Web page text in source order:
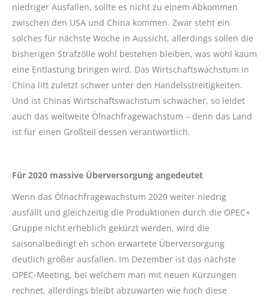
niedriger Ausfallen, sollte es nicht zu einem Abkommen
zwischen den USA und China kommen. Zwar steht ein
solches für nächste Woche in Aussicht, allerdings sollen die
bisherigen Strafzölle wohl bestehen bleiben, was wohl kaum
eine Entlastung bringen wird. Das Wirtschaftswachstum in
China litt zuletzt schwer unter den Handelsstreitigkeiten.
Und ist Chinas Wirtschaftswachstum schwächer, so leidet
auch das weltweite Ölnachfragewachstum – denn das Land
ist für einen Großteil dessen verantwortlich.
Für 2020 massive Überversorgung angedeutet
Wenn das Ölnachfragewachstum 2020 weiter niedrig
ausfällt und gleichzeitig die Produktionen durch die OPEC+
Gruppe nicht erheblich gekürzt werden, wird die
saisonalbedingt eh schon erwartete Überversorgung
deutlich größer ausfallen. Im Dezember ist das nächste
OPEC-Meeting, bei welchem man mit neuen Kürzungen
rechnet, allerdings bleibt abzuwarten wie hoch diese